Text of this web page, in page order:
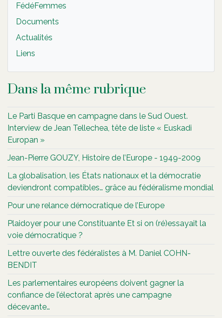
FédéFemmes
Documents
Actualités
Liens
Dans la même rubrique
Le Parti Basque en campagne dans le Sud Ouest.
Interview de Jean Tellechea, tête de liste « Euskadi
Europan »
Jean-Pierre GOUZY, Histoire de l’Europe - 1949-2009
La globalisation, les États nationaux et la démocratie
deviendront compatibles… grâce au fédéralisme mondial
Pour une relance démocratique de l’Europe
Plaidoyer pour une Constituante Et si on (ré)essayait la
voie démocratique ?
Lettre ouverte des fédéralistes à M. Daniel COHN-
BENDIT
Les parlementaires européens doivent gagner la
confiance de l’électorat après une campagne
décevante…